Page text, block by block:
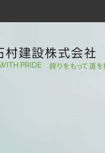
村建設株式会社
PRIDE 誇りをもって道を